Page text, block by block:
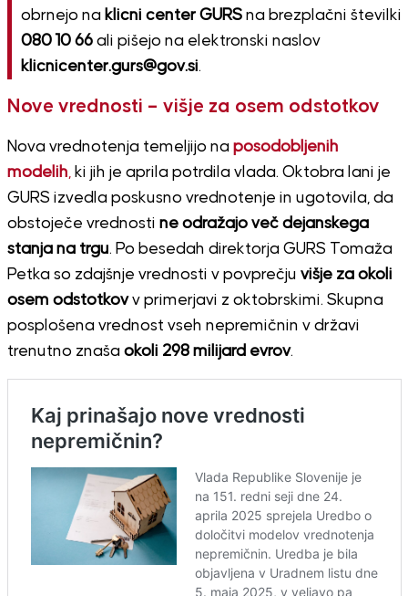
obrnejo na klicni center GURSna brezplačni številki
080 10 66ali pišejo na elektronski naslov
klicnicenter.gurs@gov.si.
Nove vrednosti – višje za osem odstotkov
Nova vrednotenja temeljijo na posodobljenih
modelih,ki jih je aprila potrdila vlada. Oktobra lani je
GURS izvedla poskusno vrednotenje in ugotovila, da
obstoječe vrednosti ne odražajo več dejanskega
stanja na trgu. Po besedah direktorja GURS Tomaža
Petka so zdajšnje vrednosti v povprečju višje za okoli
osem odstotkovv primerjavi z oktobrskimi. Skupna
posplošena vrednost vseh nepremičnin v državi
trenutno znaša okoli 298 milijard evrov.